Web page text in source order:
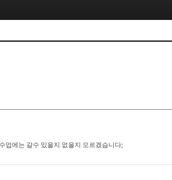
업에는 갈수 있을지 없을지 모르겠습니다;